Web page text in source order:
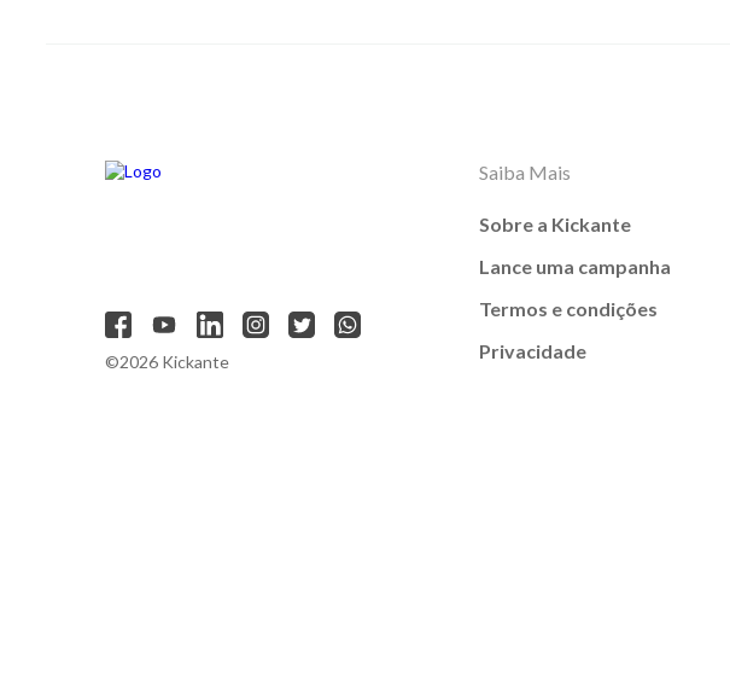
©2026 Kickante
Saiba Mais
Sobre a Kickante
Lance uma campanha
Termos e condições
Privacidade